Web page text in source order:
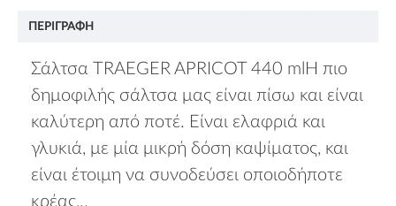
ΠΕΡΙΓΡΑΦΉ
Σάλτσα TRAEGER APRICOT 440 mlΗ πιο
δημοφιλής σάλτσα μας είναι πίσω και είναι
καλύτερη από ποτέ. Είναι ελαφριά και
γλυκιά, με μία μικρή δόση καψίματος, και
είναι έτοιμη να συνοδεύσει οποιοδήποτε
κρέας,..